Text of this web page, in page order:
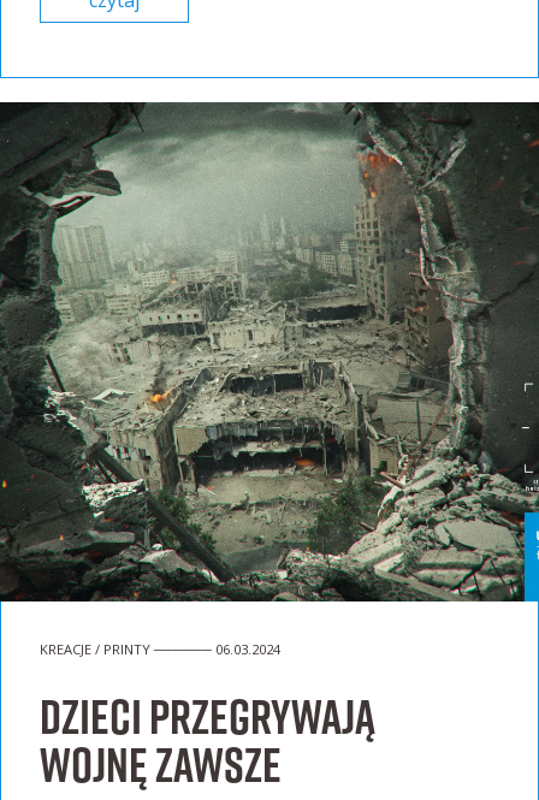
KREACJE / PRINTY ────── 06.03.2024
Dzieci przegrywają
wojnę ZAWSZE